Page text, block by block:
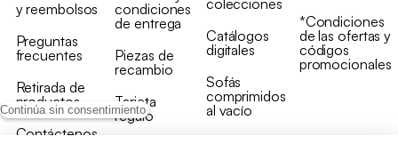
Continúa sin consentimiento
y reembolsos
Preguntas
frecuentes
Retirada de
productos
Contáctenos
condiciones
de entrega
Piezas de
recambio
Tarjeta
regalo
colecciones
Catálogos
digitales
Sofás
comprimidos
al vacío
*Condiciones
de las ofertas y
códigos
promocionales